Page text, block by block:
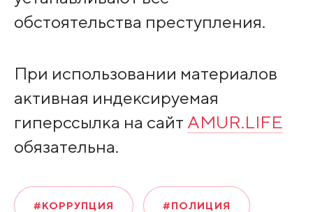
обстоятельства преступления.
При использовании материалов
активная индексируемая
гиперссылка на сайт AMUR.LIFE
обязательна.
#КОРРУПЦИЯ #ПОЛИЦИЯ